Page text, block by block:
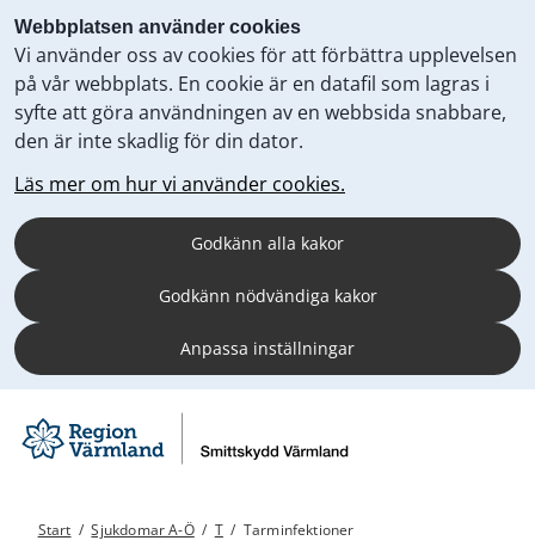
Webbplatsen använder cookies
Vi använder oss av cookies för att förbättra upplevelsen
på vår webbplats. En cookie är en datafil som lagras i
syfte att göra användningen av en webbsida snabbare,
den är inte skadlig för din dator.
Läs mer om hur vi använder cookies.
Godkänn alla kakor
Godkänn nödvändiga kakor
Anpassa inställningar
Start / Sjukdomar A-Ö / T / Tarminfektioner